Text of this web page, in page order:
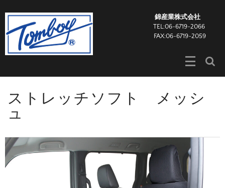
錦産業株式会社
TEL:06-6719-2066
FAX:06-6719-2059
ストレッチソフト メッシ
ュ